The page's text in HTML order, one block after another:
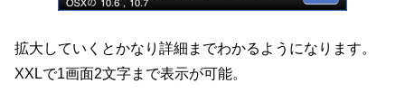
拡大していくとかなり詳細までわかるようになります。
XXLで1画面2文字まで表示が可能。